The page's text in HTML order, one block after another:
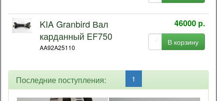
KIA Granbird Вал
карданный EF750
AA92A25110
46000 р.
В корзину
1
Последние поступления: